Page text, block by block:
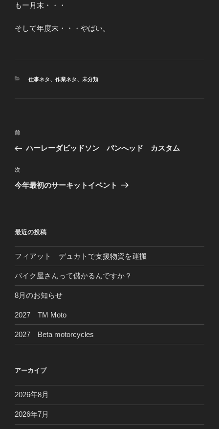
もー月末・・・
そして年度末・・・やばい。
カ
仕事ネタ、 作業ネタ、 未分類
投
ナ
ビ
ゲ
ン
前
の
稿
前
ハーレーダビッドソン パンへッド カスタム
次
の
次
今年最初のサーキットイベント
最近の投稿
フィアット デュカトで支援物資を運搬
バイク屋さんって儲かるんですか？
8月のお知らせ
2027 TM Moto
2027 Beta motorcycles
アーカイブ
2026年8月
2026年7月